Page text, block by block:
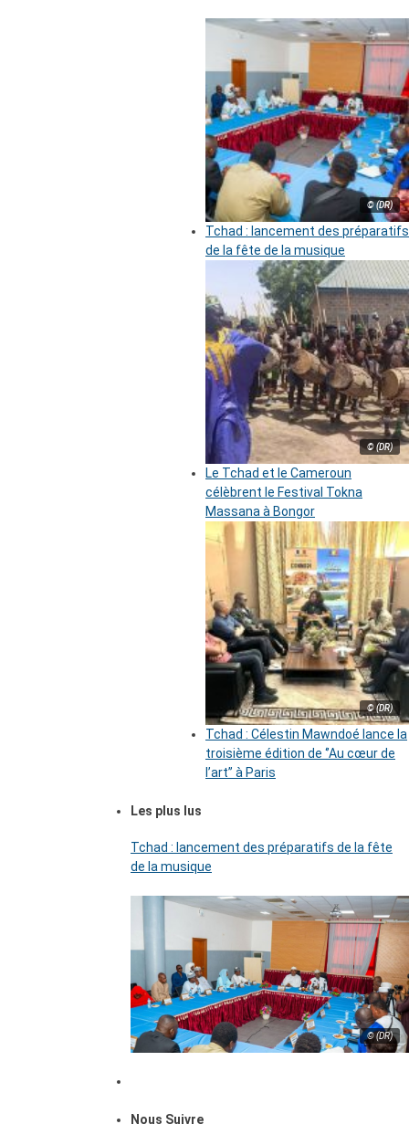
© (DR)
Tchad : lancement des préparatifs
de la fête de la musique
© (DR)
Le Tchad et le Cameroun
célèbrent le Festival Tokna
Massana à Bongor
© (DR)
Tchad : Célestin Mawndoé lance la
troisième édition de ‘’Au cœur de
l’art’’ à Paris
Les plus lus
Tchad : lancement des préparatifs de la fête
de la musique
© (DR)
Nous Suivre